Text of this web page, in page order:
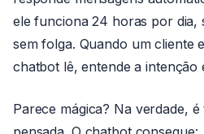
ele funciona 24 horas por dia,
sem folga. Quando um cliente
chatbot lê, entende a intenção
Parece mágica? Na verdade,